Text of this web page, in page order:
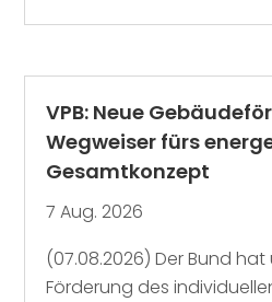
VPB: Neue
Wegweiser fürs
Gesamtkonzept
7 Aug. 2026
(07.08.2026) Der Bund
Förderung des